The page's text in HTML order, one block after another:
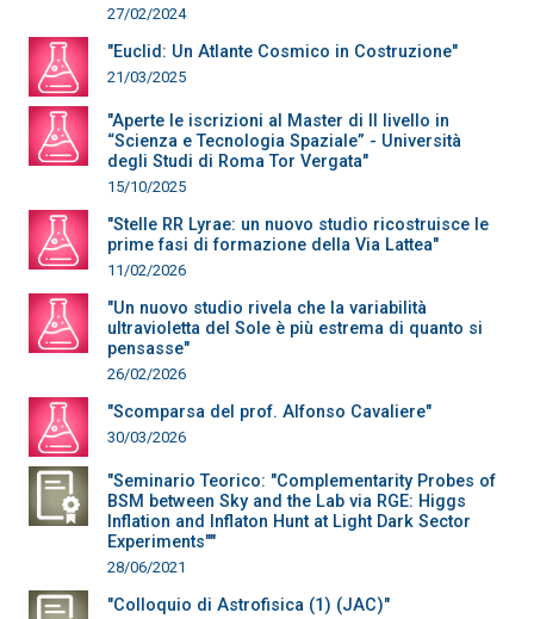
27/02/2024
"Euclid: Un Atlante Cosmico in Costruzione"
21/03/2025
"Aperte le iscrizioni al Master di II livello in
“Scienza e Tecnologia Spaziale” - Università
degli Studi di Roma Tor Vergata"
15/10/2025
"Stelle RR Lyrae: un nuovo studio ricostruisce le
prime fasi di formazione della Via Lattea"
11/02/2026
"Un nuovo studio rivela che la variabilità
ultravioletta del Sole è più estrema di quanto si
pensasse"
26/02/2026
"Scomparsa del prof. Alfonso Cavaliere"
30/03/2026
"Seminario Teorico: "Complementarity Probes of
BSM between Sky and the Lab via RGE: Higgs
Inflation and Inflaton Hunt at Light Dark Sector
Experiments""
28/06/2021
"Colloquio di Astrofisica (1) (JAC)"